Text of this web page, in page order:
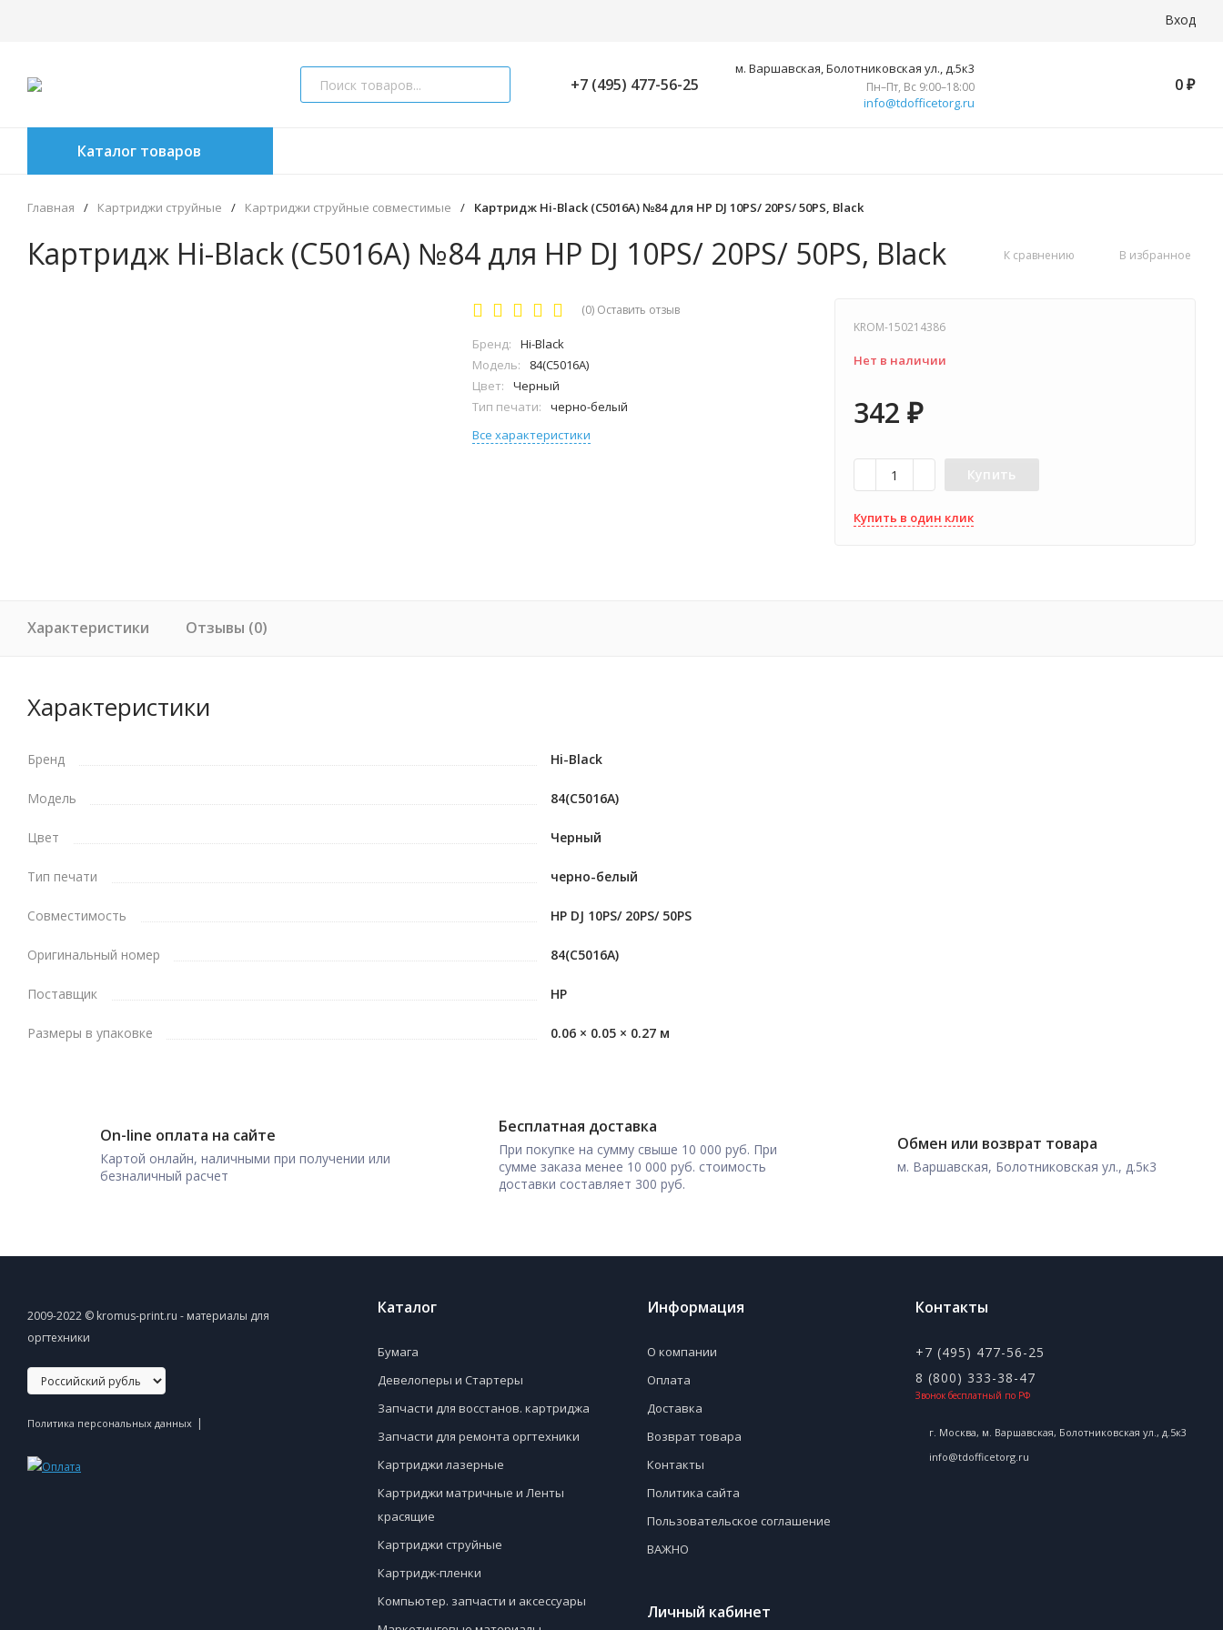
Вход
+7 (495) 477-56-25
м. Варшавская, Болотниковская ул., д.5к3
Пн–Пт, Вс 9:00–18:00
info@tdofficetorg.ru
0 ₽
Каталог товаров
Главная / Картриджи струйные / Картриджи струйные совместимые / Картридж Hi-Black (C5016A) №84 для HP DJ 10PS/ 20PS/ 50PS, Black
Картридж Hi-Black (C5016A) №84 для HP DJ 10PS/ 20PS/ 50PS, Black К сравнению В избранное
(0) Оставить отзыв
Бренд:
Hi-Black
Модель:
84(C5016A)
Цвет:
Черный
Тип печати:
черно-белый
Все характеристики
KROM-150214386
Нет в наличии
342 ₽
Купить
Купить в один клик
Характеристики Отзывы (0)
Характеристики
Бренд Hi-Black
Модель 84(C5016A)
Цвет Черный
Тип печати черно-белый
Совместимость HP DJ 10PS/ 20PS/ 50PS
Оригинальный номер 84(C5016A)
Поставщик HP
Размеры в упаковке 0.06 × 0.05 × 0.27 м
On-line оплата на сайте
Картой онлайн, наличными при получении или
безналичный расчет
Бесплатная доставка
При покупке на сумму свыше 10 000 руб. При
сумме заказа менее 10 000 руб. стоимость
доставки составляет 300 руб.
Обмен или возврат товара
м. Варшавская, Болотниковская ул., д.5к3
2009-2022 © kromus-print.ru - материалы для
оргтехники
Политика персональных данных |
Каталог
Бумага
Девелоперы и Стартеры
Запчасти для восстанов. картриджа
Запчасти для ремонта оргтехники
Картриджи лазерные
Картриджи матричные и Ленты
красящие
Картриджи струйные
Картридж-пленки
Компьютер. запчасти и аксессуары
Информация
О компании
Оплата
Доставка
Возврат товара
Контакты
Политика сайта
Пользовательское соглашение
ВАЖНО
Личный кабинет
Контакты
+7 (495) 477-56-25
8 (800) 333-38-47
Звонок бесплатный по РФ
г. Москва, м. Варшавская, Болотниковская ул., д.5к3
info@tdofficetorg.ru